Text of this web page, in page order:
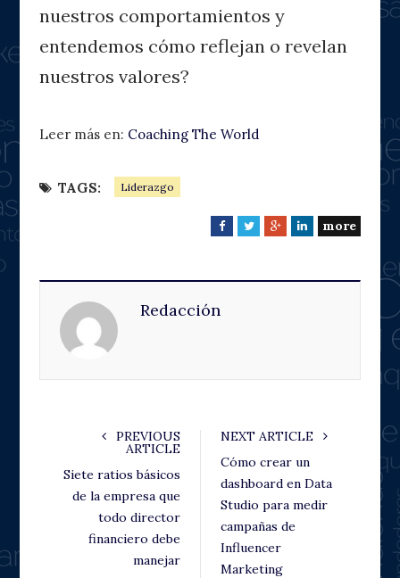
nuestros comportamientos y
entendemos cómo reflejan o revelan
nuestros valores?
Leer más en: Coaching The World
TAGS: Liderazgo
F
T
G
L
more
Redacción
PREVIOUS
ARTICLE
Siete ratios básicos
de la empresa que
todo director
financiero debe
manejar
NEXT ARTICLE
Cómo crear un
dashboard en Data
Studio para medir
campañas de
Influencer
Marketing